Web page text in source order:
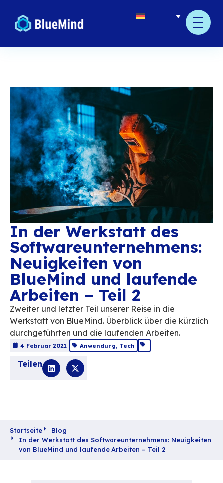
In der Werkstatt des
Neuigkeiten von
BlueMind und
Arbeiten – Teil 2
4 Februar 2021
Teilen